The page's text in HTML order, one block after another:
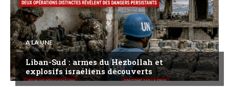
A LA UNE
Liban-Sud : armes du Hezbollah et
explosifs israéliens découverts